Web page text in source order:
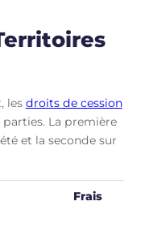
les droits de cession
La première
et la seconde sur
Frais